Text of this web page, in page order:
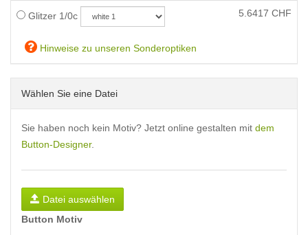
Glitzer 1/0c 5.6417 CHF
Hinweise zu unseren Sonderoptiken
Wählen Sie eine Datei
Sie haben noch kein Motiv? Jetzt online gestalten mit dem
Button-Designer.
Datei auswählen
Button Motiv